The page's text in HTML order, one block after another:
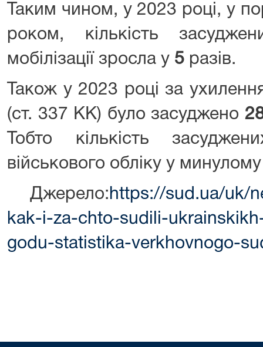
Таким чином, у 2023 році, у
роком, кількість
мобілізації зросла у 5 разів.
Також у 2023 році за
(ст. 337 КК) було засуджено
Тобто кількість
військового обліку у
Джерело: https://sud.ua/uk/
kak-i-za-chto-sudili-
godu-statistika-verkhovnogo-